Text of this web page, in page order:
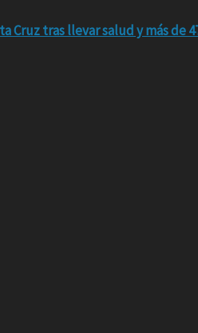
Cruz tras llevar salud y más